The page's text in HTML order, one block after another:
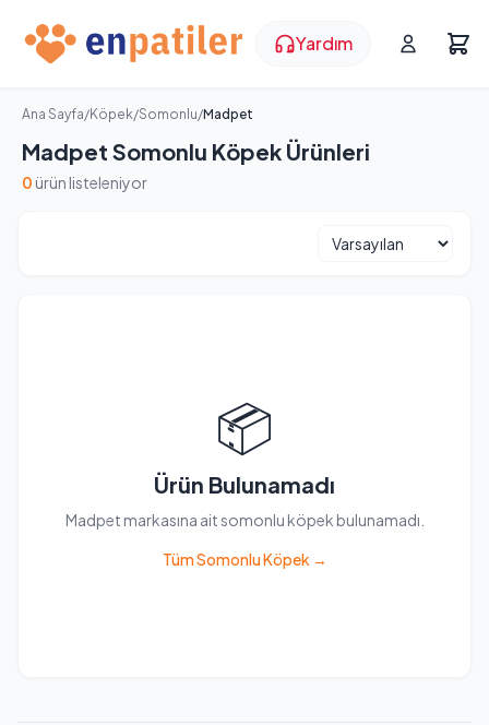
Yardım
Ana Sayfa/Köpek/Somonlu/Madpet
Madpet Somonlu Köpek Ürünleri
0 ürün listeleniyor
📦
Ürün Bulunamadı
Madpet markasına ait somonlu köpek bulunamadı.
Tüm Somonlu Köpek →